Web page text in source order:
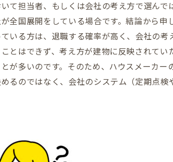
て担当者、もしくは会社の考え方で選んで
全国展開をしている場合です。結論から申
いる方は、退職する確率が高く、会社の
とはできず、考え方が建物に反映されて
とが多いのです。そのため、ハウスメーカ
るのではなく、会社のシステム（定期点